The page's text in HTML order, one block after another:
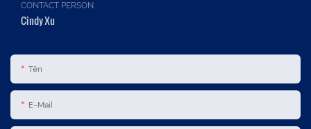
CONTACT PERSON:
Cindy Xu
Tên
E-Mail